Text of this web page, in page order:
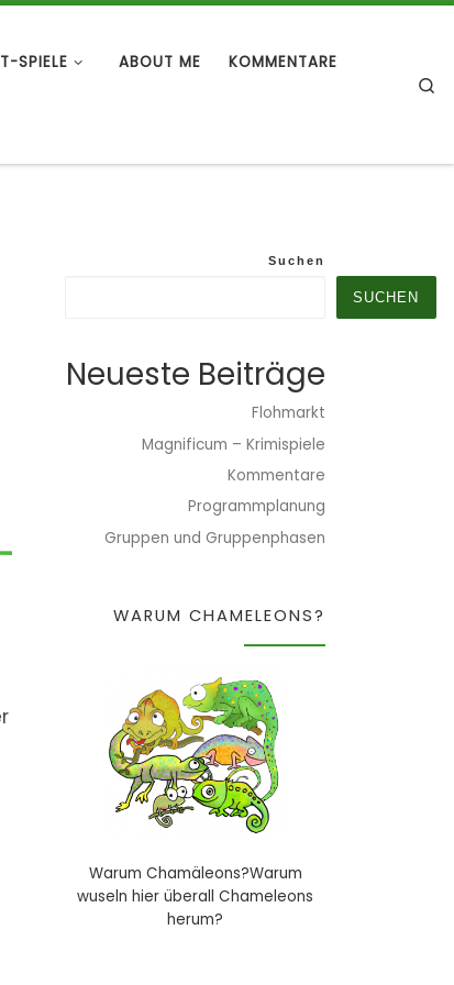
SPIELE ABOUT ME KOMMENTARE
Suchen
SUCHEN
Neueste Beiträge
Flohmarkt
Magnificum – Krimispiele
Kommentare
Programmplanung
Gruppen und Gruppenphasen
WARUM CHAMELEONS?
Warum Chamäleons?Warum
wuseln hier überall Chameleons
herum?